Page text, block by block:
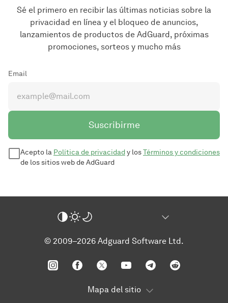
Sé el primero en recibir las últimas noticias sobre la
privacidad en línea y el bloqueo de anuncios,
lanzamientos de productos de AdGuard, próximas
promociones, sorteos y mucho más
Email
Suscribirme
Acepto la Política de privacidady losTérminos y condiciones
de los sitios web de AdGuard
© 2009–2026 Adguard Software Ltd.
Mapa del sitio